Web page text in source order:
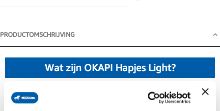
PRODUCTOMSCHRIJVING
Productomschrijving
Wat zijn OKAPI Hapjes Light?
Hoe kun je je paard lekker belonen zonder suiker te